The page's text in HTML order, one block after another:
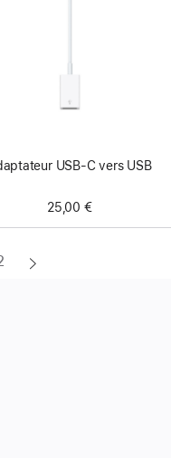
USB-C vers USB
25,00 €